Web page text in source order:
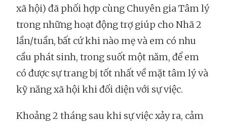
xã hội) đã phối hợp cùng Chuyên gia Tâm lý
trong những hoạt động trợ giúp cho Nhã 2
lần/tuần, bất cứ khi nào mẹ và em có nhu
cầu phát sinh, trong suốt một năm, để em
có được sự trang bị tốt nhất về mặt tâm lý và
kỹ năng xã hội khi đối diện với sự việc.
Khoảng 2 tháng sau khi sự việc xảy ra, cảm